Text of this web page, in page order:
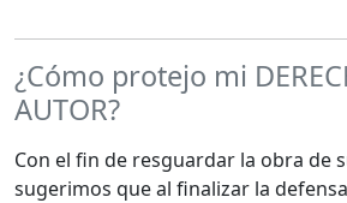
¿Cómo protejo mi
AUTOR?
Con el fin de resguardar la obra de
sugerimos que al finalizar la